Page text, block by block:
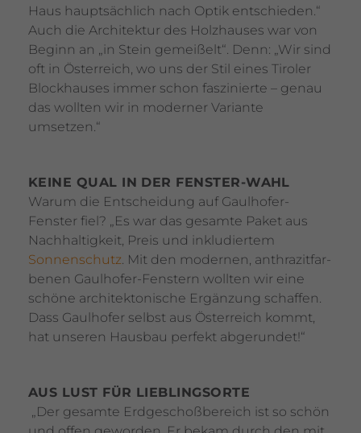
Haus haupt­säch­lich nach Optik entschieden.“
Auch die Archi­tektur des Holz­hauses war von
Beginn an „in Stein gemei­ßelt“. Denn: „Wir sind
oft in Öster­reich, wo uns der Stil eines Tiroler
Block­hauses immer schon faszi­nierte – genau
das wollten wir in moderner Vari­ante
umsetzen.“
KEINE QUAL IN DER FENSTER-WAHL
Warum die Entschei­dung auf Gaul­hofer-
Fenster fiel? „Es war das gesamte Paket aus
Nach­hal­tig­keit, Preis und inklu­diertem
Sonnen­schutz. Mit den modernen, anthra­zit­far­
benen Gaul­hofer-Fens­tern wollten wir eine
schöne archi­tek­to­ni­sche Ergän­zung schaffen.
Dass Gaul­hofer selbst aus Öster­reich kommt,
hat unseren Hausbau perfekt abge­rundet!“
AUS LUST FÜR LIEB­LINGS­ORTE
„Der gesamte Erdge­schoß­be­reich ist so schön